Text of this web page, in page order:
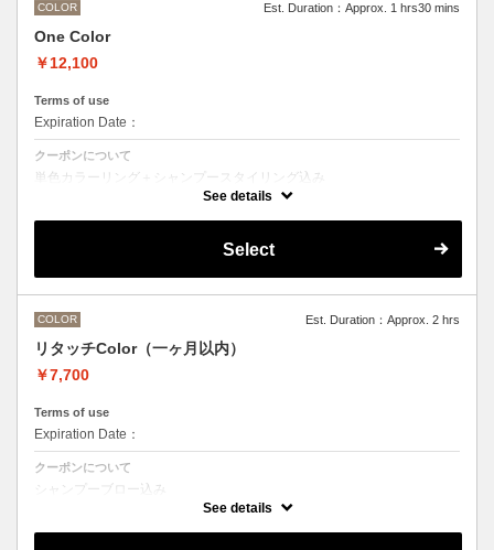
COLOR Est. Duration：Approx. 1 hrs30 mins
One Color
￥12,100
Terms of use
Expiration Date：
クーポンについて
単色カラーリング＋シャンプースタイリング込み
M ¥＋1100 L¥＋1650 LL¥＋2200
の方は別のメニューをお選びください。
See details
Select
COLOR Est. Duration：Approx. 2 hrs
リタッチColor（一ヶ月以内）
￥7,700
Terms of use
Expiration Date：
クーポンについて
シャンプーブロー込み
ワンカラー（おしゃれ染め、白髪染め）の一ヶ月以内のリタッチメニュ
See details